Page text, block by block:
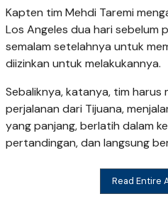
Kapten tim Mehdi Taremi
Los Angeles dua hari sebelum
semalam setelahnya untuk
diizinkan untuk melakukannya.
Sebaliknya, katanya, tim harus
perjalanan dari Tijuana,
yang panjang, berlatih dalam
pertandingan, dan langsung
Read Entire